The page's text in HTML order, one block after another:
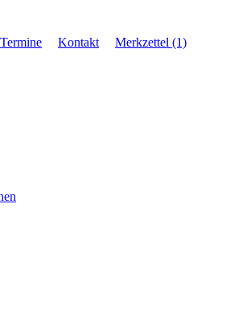
Termine Kontakt Merkzettel (1)